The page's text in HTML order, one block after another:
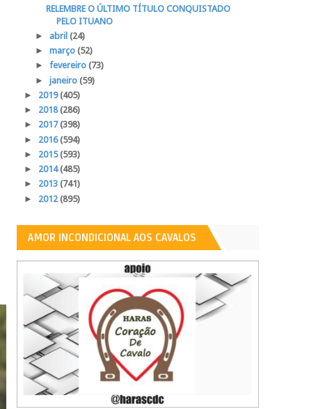
RELEMBRE O ÚLTIMO TÍTULO CONQUISTADO
PELO ITUANO
► abril (24)
► março (52)
► fevereiro (73)
► janeiro (59)
► 2019(405)
► 2018(286)
► 2017(398)
► 2016(594)
► 2015(593)
► 2014(485)
► 2013 (741)
► 2012(895)
AMOR INCONDICIONAL AOS CAVALOS